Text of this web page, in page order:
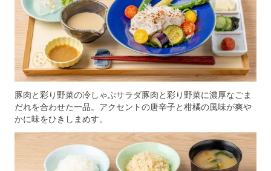
豚肉と彩り野菜の冷しゃぶサラダ豚肉と彩り野菜に濃厚なごま
だれを合わせた一品。アクセントの唐辛子と柑橘の風味が爽や
かに味をひきしまめす。